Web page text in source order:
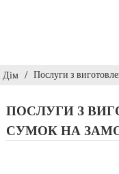
Дім Послуги з
ПОСЛУГИ З
СУМОК НА